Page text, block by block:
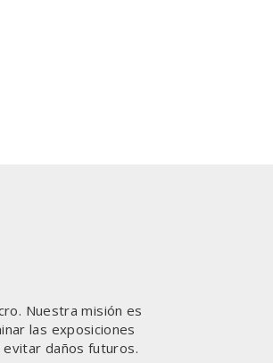
Nuestra misión es
las exposiciones
evitar daños futuros.